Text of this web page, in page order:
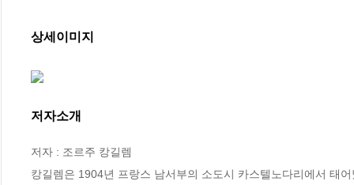
상세이미지
저자소개
저자 : 조르주 캉길렘
캉길렘은 1904년 프랑스 남서부의 소도시 카스텔노다리에서 태